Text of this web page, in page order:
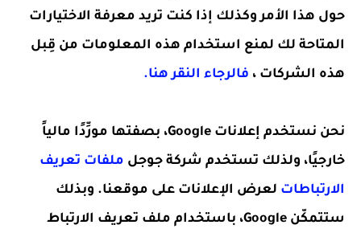
حول هذا الأمر وكذلك إذا كنت تريد معرفة الاختيارات
المتاحة لك لمنع استخدام هذه المعلومات من قِبل
هذه الشركات ، فالرجاء النقر هنا.
نحن نستخدم إعلانات Google، بصفتها مورِّدًا مالياً
خارجيًا، ولذلك تستخدم شركة جوجل ملفات تعريف
الارتباطات لعرض الإعلانات على موقعنا. وبذلك
ستتمكّن Google، باستخدام ملف تعريف الارتباط